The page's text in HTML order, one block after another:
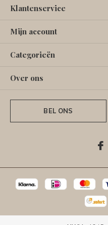
Klantenservice
Mijn account
Categorieën
Over ons
BEL ONS